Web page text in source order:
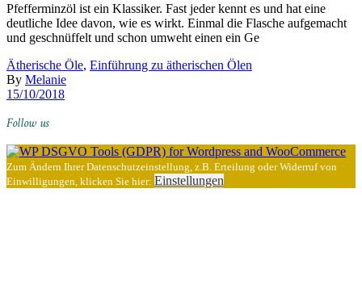
Pfefferminzöl ist ein Klassiker. Fast jeder kennt es und hat eine
deutliche Idee davon, wie es wirkt. Einmal die Flasche aufgemacht
und geschnüffelt und schon umweht einen ein Ge
Ätherische Öle, Einführung zu ätherischen Ölen
By Melanie
15/10/2018
Follow us
Zum Ändern Ihrer Datenschutzeinstellung, z.B. Erteilung oder Widerruf von
Einwilligungen, klicken Sie hier: Einstellungen